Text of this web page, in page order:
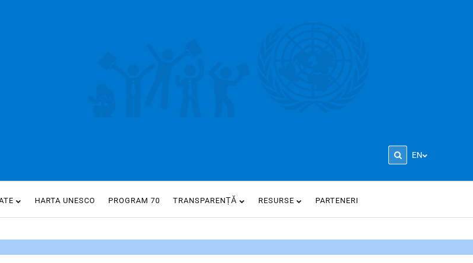
EN
HARTA UNESCO PROGRAM 70 TRANSPARENȚĂ RESURSE PARTENERI